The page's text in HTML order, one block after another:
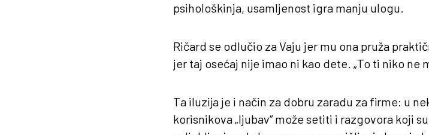
psihološkinja, usamljenost igra manju ulogu.
Ričard se odlučio za Vaju jer mu ona pruža
jer taj osećaj nije imao ni kao dete. „To ti niko ne
Ta iluzija je i način za dobru zaradu za firme: u
korisnikova „ljubav“ može setiti i razgovora koji